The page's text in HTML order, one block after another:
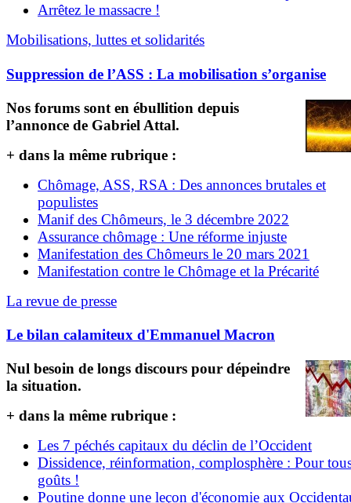
Arrêtez le massacre !
Mobilisations, luttes et solidarités
Suppression de l’ASS : La mobilisation s’organise
Nos forums sont en ébullition depuis
l’annonce de Gabriel Attal.
+ dans la même rubrique :
Chômage, ASS, RSA : Des annonces brutales et
populistes
Manif des Chômeurs, le 3 décembre 2022
Assurance chômage : Une réforme injuste
Manifestation des Chômeurs le 20 mars 2021
Manifestation contre le Chômage et la Précarité
La revue de presse
Le bilan calamiteux d'Emmanuel Macron
Nul besoin de longs discours pour dépeindre
la situation.
+ dans la même rubrique :
Les 7 péchés capitaux du déclin de l’Occident
Dissidence, réinformation, complosphère : Pour
goûts !
Poutine donne une leçon d'économie aux